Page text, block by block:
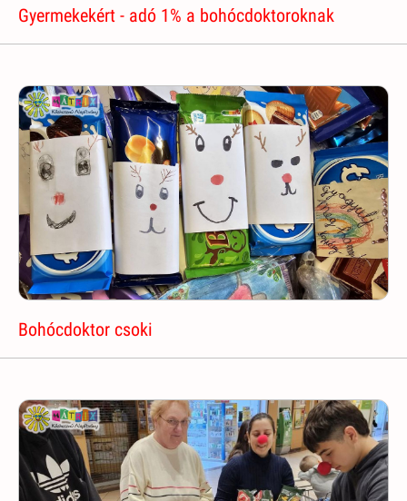
Gyermekekért - adó 1% a bohócdoktoroknak
Bohócdoktor csoki